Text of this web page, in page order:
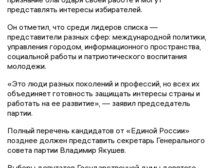
представлять интересы избирателей.
Он отметил, что среди лидеров списка —
представители разных сфер: международной политики,
управления городом, информационного пространства,
социальной работы и патриотического воспитания
молодежи.
«Это люди разных поколений и профессий, но всех их
объединяет готовность защищать интересы страны и
работать на ее развитие», — заявил председатель
партии.
Полный перечень кандидатов от «Единой России»
позднее должен представить секретарь Генерального
совета партии Владимир Якушев.